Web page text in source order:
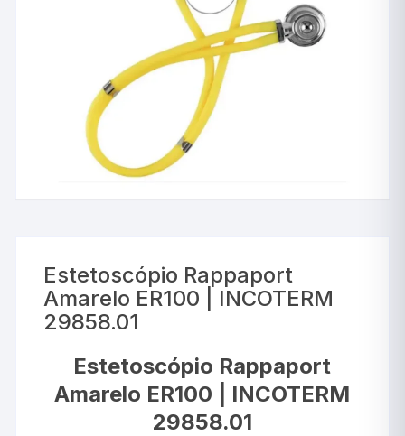
Estetoscópio Rappaport
Amarelo ER100 | INCOTERM
29858.01
Estetoscópio Rappaport
Amarelo ER100 | INCOTERM
29858.01